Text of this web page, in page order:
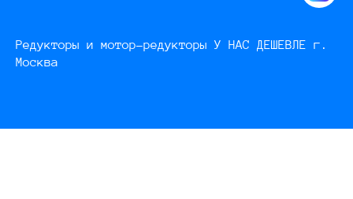
Редукторы и мотор-редукторы У НАС ДЕШЕВЛЕ г.
Москва